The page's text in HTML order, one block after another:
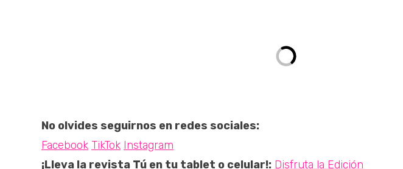
No olvides seguirnos en redes sociales:
Facebook TikTok Instagram
¡Lleva la revista Tú en tu tablet o celular!: Disfruta la Edición